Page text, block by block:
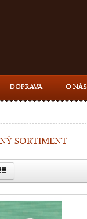
DOPRAVA O NÁS
SORTIMENT